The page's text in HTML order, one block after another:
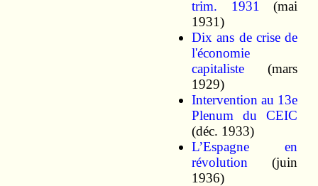
trim. 1931
(mai
1931)
Dix ans de crise de
l'économie
capitaliste(mars
1929)
Intervention au 13e
Plenum du CEIC
(déc. 1933)
L’Espagne en
révolution (juin
1936)